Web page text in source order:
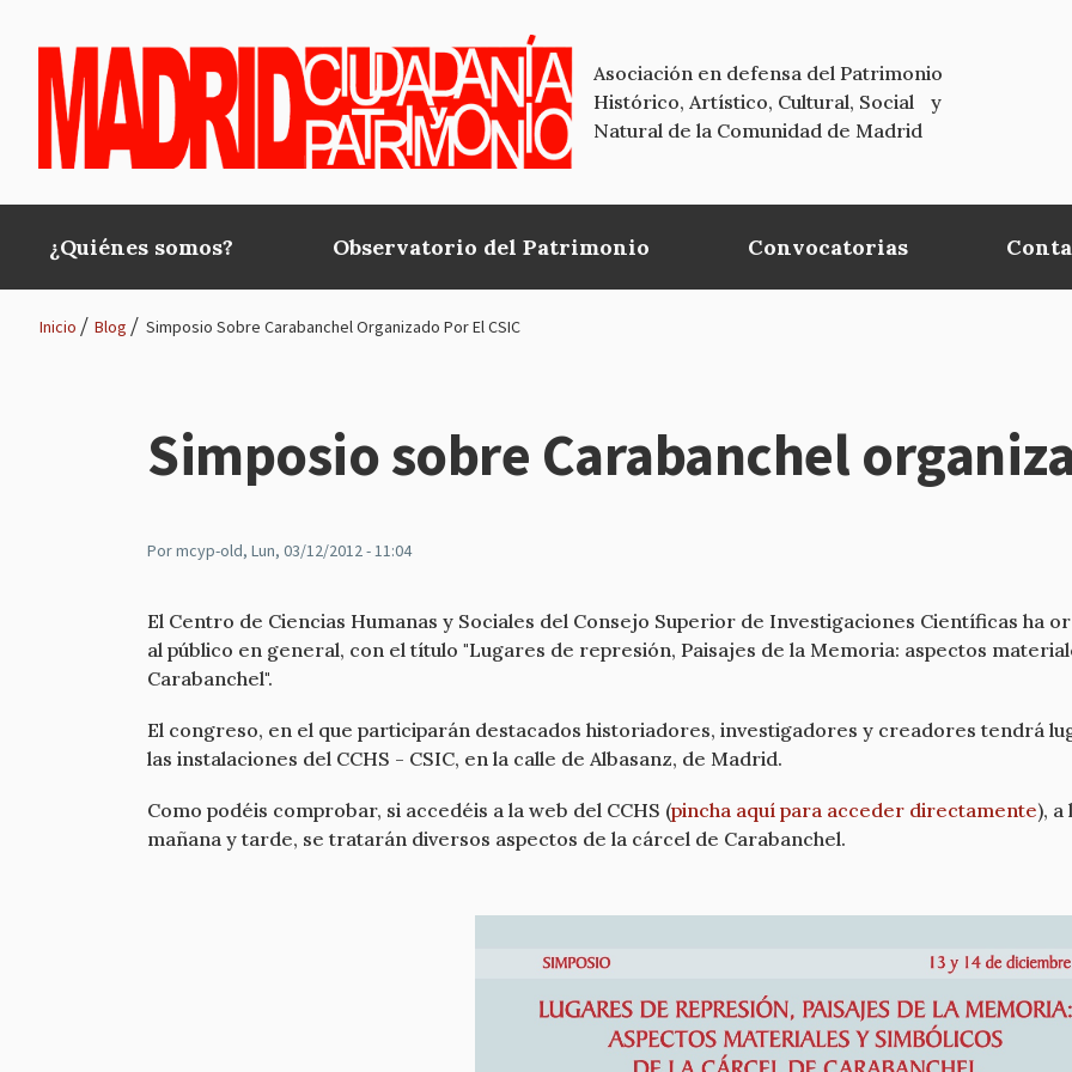
Asociación en defensa del Patrimonio
Histórico, Artístico, Cultural, Social y
Natural de la Comunidad de Madrid
Main
navigation
¿Quiénes somos? Observatorio del Patrimonio Convocatorias
Inicio Blog Simposio Sobre Carabanchel Organizado Por El CSIC
Simposio sobre Carabanchel
Pormcyp-old, Lun, 03/12/2012 - 11:04
El Centro de Ciencias Humanas y Sociales del Consejo Superior de Investigaciones Científicas ha
al público en general, con el título "Lugares de represión, Paisajes de la Memoria: aspectos
Carabanchel".
El congreso, en el que participarán destacados historiadores, investigadores y creadores tendrá
las instalaciones del CCHS - CSIC, en la calle de Albasanz, de Madrid.
Como podéis comprobar, si accedéis a la web del CCHS (pincha aquí para acceder directamente),
mañana y tarde, se tratarán diversos aspectos de la cárcel de Carabanchel.